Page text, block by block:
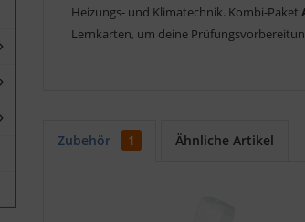
Heizungs- und Klimatechnik. Kombi-Paket
Lernkarten, um deine
Zubehör 1 Ähnliche Artikel